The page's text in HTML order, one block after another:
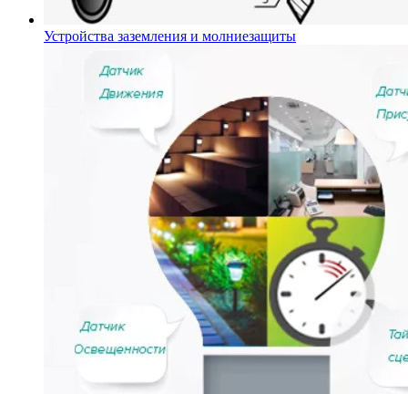
Устройства заземления и молниезащиты